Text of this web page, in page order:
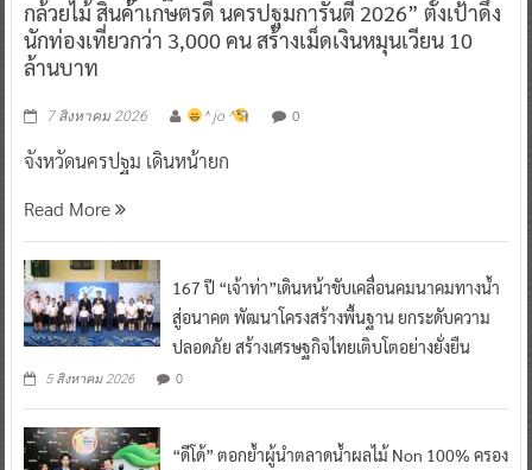
กล้วยไม้ สินค้าเกษตรดี นครปฐมการันตี 2026” ตั้งเป้าดึง
นักท่องเที่ยวกว่า 3,000 คน สร้างเม็ดเงินหมุนเวียน 10
ล้านบาท
7 สิงหาคม 2026 ^ jo ^ 0
จังหวัดนครปฐม เดินหน้ายก
Read More
167 ปี “เจ้าท่า”เดินหน้าขับเคลื่อนคมนาคมทางน้ำ
สู่อนาคต พัฒนาโครงสร้างพื้นฐาน ยกระดับความ
ปลอดภัย สร้างเศรษฐกิจไทยเติบโตอย่างยั่งยืน
5 สิงหาคม 2026 0
“ดีโด้” ตอกย้ำผู้นำตลาดน้ำผลไม้ Non 100% ครอง